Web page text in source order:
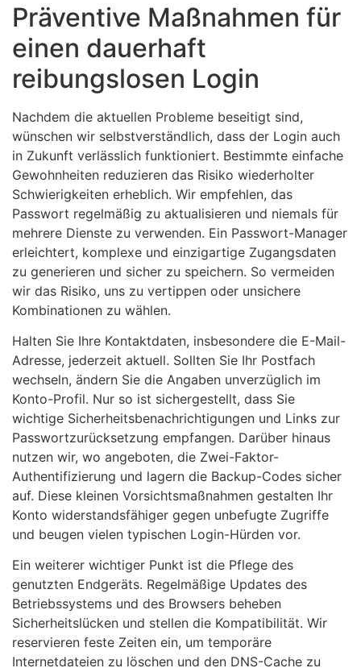
Präventive Maßnahmen für
einen dauerhaft
reibungslosen Login
Nachdem die aktuellen Probleme beseitigt sind,
wünschen wir selbstverständlich, dass der Login auch
in Zukunft verlässlich funktioniert. Bestimmte einfache
Gewohnheiten reduzieren das Risiko wiederholter
Schwierigkeiten erheblich. Wir empfehlen, das
Passwort regelmäßig zu aktualisieren und niemals für
mehrere Dienste zu verwenden. Ein Passwort-Manager
erleichtert, komplexe und einzigartige Zugangsdaten
zu generieren und sicher zu speichern. So vermeiden
wir das Risiko, uns zu vertippen oder unsichere
Kombinationen zu wählen.
Halten Sie Ihre Kontaktdaten, insbesondere die E-Mail-
Adresse, jederzeit aktuell. Sollten Sie Ihr Postfach
wechseln, ändern Sie die Angaben unverzüglich im
Konto-Profil. Nur so ist sichergestellt, dass Sie
wichtige Sicherheitsbenachrichtigungen und Links zur
Passwortzurücksetzung empfangen. Darüber hinaus
nutzen wir, wo angeboten, die Zwei-Faktor-
Authentifizierung und lagern die Backup-Codes sicher
auf. Diese kleinen Vorsichtsmaßnahmen gestalten Ihr
Konto widerstandsfähiger gegen unbefugte Zugriffe
und beugen vielen typischen Login-Hürden vor.
Ein weiterer wichtiger Punkt ist die Pflege des
genutzten Endgeräts. Regelmäßige Updates des
Betriebssystems und des Browsers beheben
Sicherheitslücken und stellen die Kompatibilität. Wir
reservieren feste Zeiten ein, um temporäre
Internetdateien zu löschen und den DNS-Cache zu